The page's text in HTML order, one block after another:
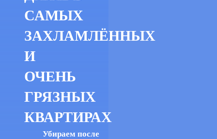
САМЫХ
ЗАХЛАМЛЁННЫХ
И
ОЧЕНЬ
ГРЯЗНЫХ
КВАРТИРАХ
Убираем после